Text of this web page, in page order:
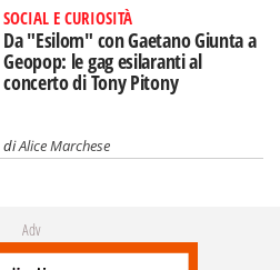
SOCIAL E CURIOSITÀ
Da "Esilom" con Gaetano Giunta a
Geopop: le gag esilaranti al
concerto di Tony Pitony
diAlice Marchese
Adv